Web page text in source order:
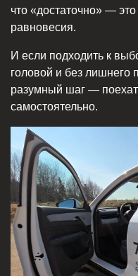
что «достаточно» —
равновесия.
И если подходить к
головой и без лишнего
разумный шаг —
самостоятельно.